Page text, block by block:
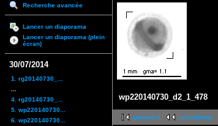
Recherche avancée
Lancer un diaporama
Lancer un diaporama (plein
écran)
30/07/2014
1. rg20140730_...
4. rg20140730_...
5. wp220140730...
6. wp220140730...
wp220140730_d2_1_478
première précédente